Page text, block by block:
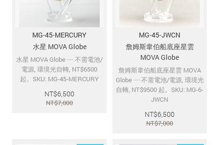
MG-45-MERCURY
水星 MOVA Globe
水星 MOVA Globe ─ 不需電池/
電源, 環境光自轉, NT$6500
起。SKU: MG-45-MERCURY
NT$6,500
NT$7,000
MG-45-JWCN
詹姆斯韋伯船底座星雲
MOVA Globe
詹姆斯韋伯船底座星雲 MOVA
Globe ─ 不需電池/電源, 環境光
自轉, NT$9500 起。SKU: MG-6-
JWCN
NT$6,500
NT$7,000